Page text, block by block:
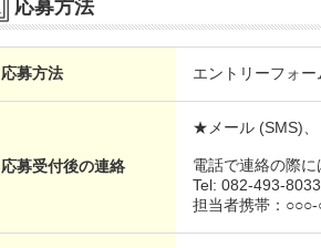
応募方法
応募方法 エントリーフォ
応募受付後の連絡
★メール (SMS)、
電話で連絡の際に
Tel: 082-493-
担当者携帯：